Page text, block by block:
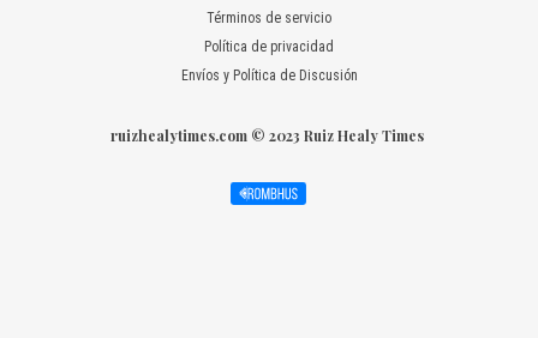
Términos de servicio
Política de privacidad
Envíos y Política de Discusión
ruizhealytimes.com © 2023 Ruiz Healy Times